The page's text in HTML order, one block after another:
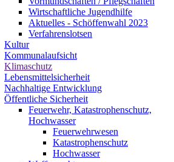
Wirtschaftliche Jugendhilfe
Aktuelles - Schöffenwahl 2023
Verfahrenslotsen
Kultur
Kommunalaufsicht
Klimaschutz
Lebensmittelsicherheit
Nachhaltige Entwicklung
Öffentliche Sicherheit
Feuerwehr, Katastrophenschutz,
Hochwasser
Feuerwehrwesen
Katastrophenschutz
Hochwasser